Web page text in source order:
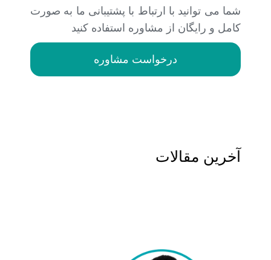
شما می توانید با ارتباط با پشتیبانی ما به صورت
کامل و رایگان از مشاوره استفاده کنید
درخواست مشاوره
آخرین مقالات